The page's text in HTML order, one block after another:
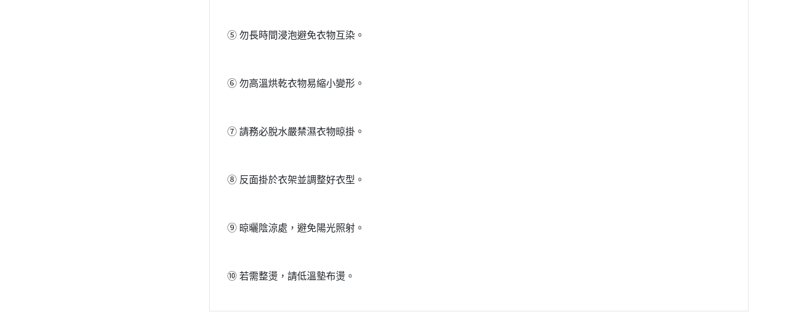
⑤ 勿長時間浸泡避免衣物互染。
⑥ 勿高溫烘乾衣物易縮小變形。
⑦ 請務必脫水嚴禁濕衣物晾掛。
⑧ 反面掛於衣架並調整好衣型。
⑨ 晾曬陰涼處，避免陽光照射。
⑩ 若需整燙，請低溫墊布燙。